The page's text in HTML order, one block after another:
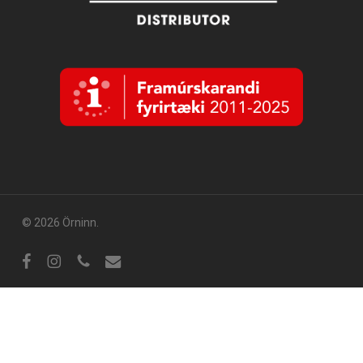
© 2026 Örninn.
FacebookInstagram
sími tölvupóstur